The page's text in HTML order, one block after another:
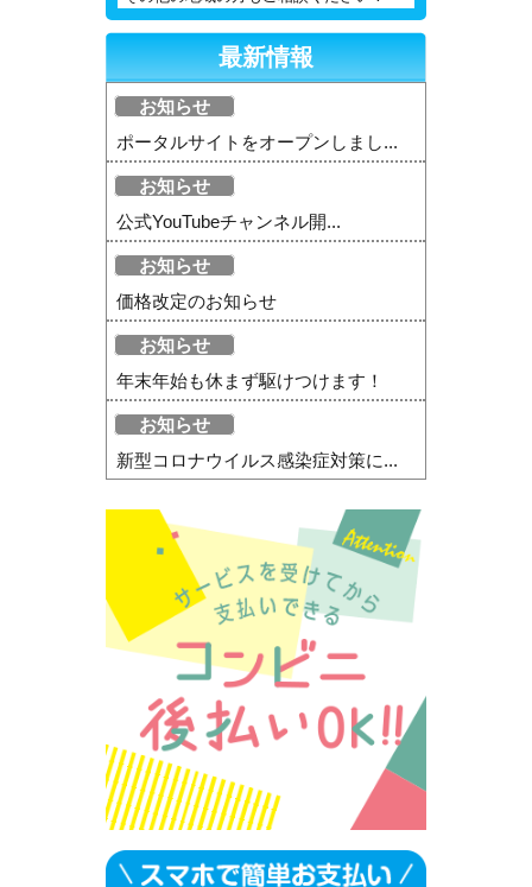
最新情報
お知らせ
ポータルサイトをオープンしまし...
お知らせ
公式YouTubeチャンネル開...
お知らせ
価格改定のお知らせ
お知らせ
年末年始も休まず駆けつけます！
お知らせ
新型コロナウイルス感染症対策に...